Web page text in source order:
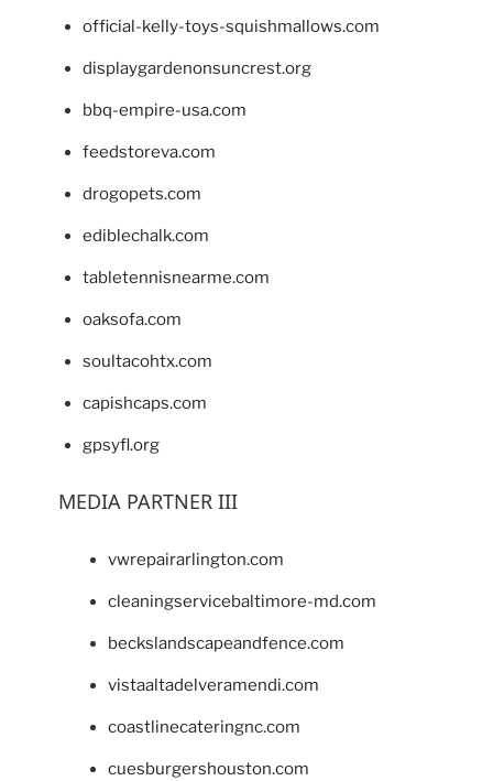
official-kelly-toys-squishmallows.com
displaygardenonsuncrest.org
bbq-empire-usa.com
feedstoreva.com
drogopets.com
ediblechalk.com
tabletennisnearme.com
oaksofa.com
soultacohtx.com
capishcaps.com
gpsyfl.org
MEDIA PARTNER III
vwrepairarlington.com
cleaningservicebaltimore-md.com
beckslandscapeandfence.com
vistaaltadelveramendi.com
coastlinecateringnc.com
cuesburgershouston.com